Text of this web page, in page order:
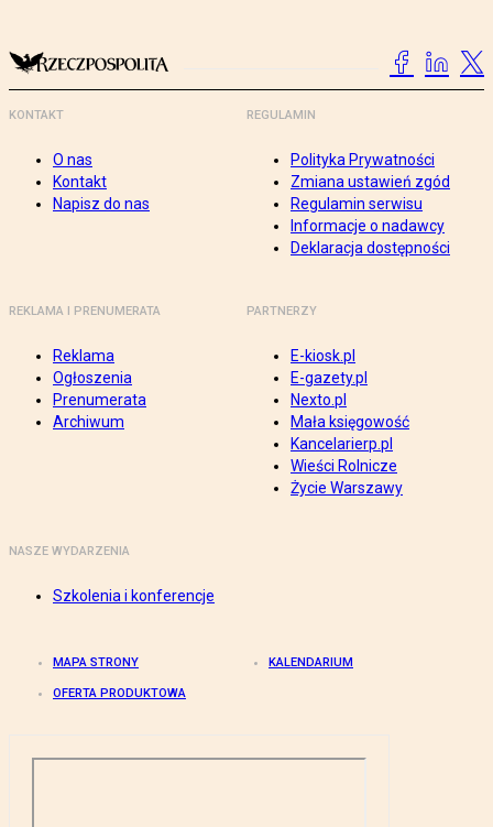
KONTAKT
O nas
Kontakt
Napisz do nas
REGULAMIN
Polityka Prywatności
Zmiana ustawień zgód
Regulamin serwisu
Informacje o nadawcy
Deklaracja dostępności
REKLAMA I PRENUMERATA
Reklama
Ogłoszenia
Prenumerata
Archiwum
PARTNERZY
E-kiosk.pl
E-gazety.pl
Nexto.pl
Mała księgowość
Kancelarierp.pl
Wieści Rolnicze
Życie Warszawy
NASZE WYDARZENIA
Szkolenia i konferencje
MAPA STRONY KALENDARIUM
OFERTA PRODUKTOWA